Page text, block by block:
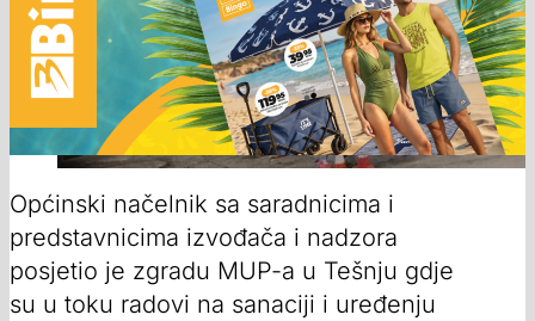
Općinski načelnik sa saradnicima i
predstavnicima izvođača i nadzora
posjetio je zgradu MUP-a u Tešnju gdje
su u toku radovi na sanaciji i uređenju